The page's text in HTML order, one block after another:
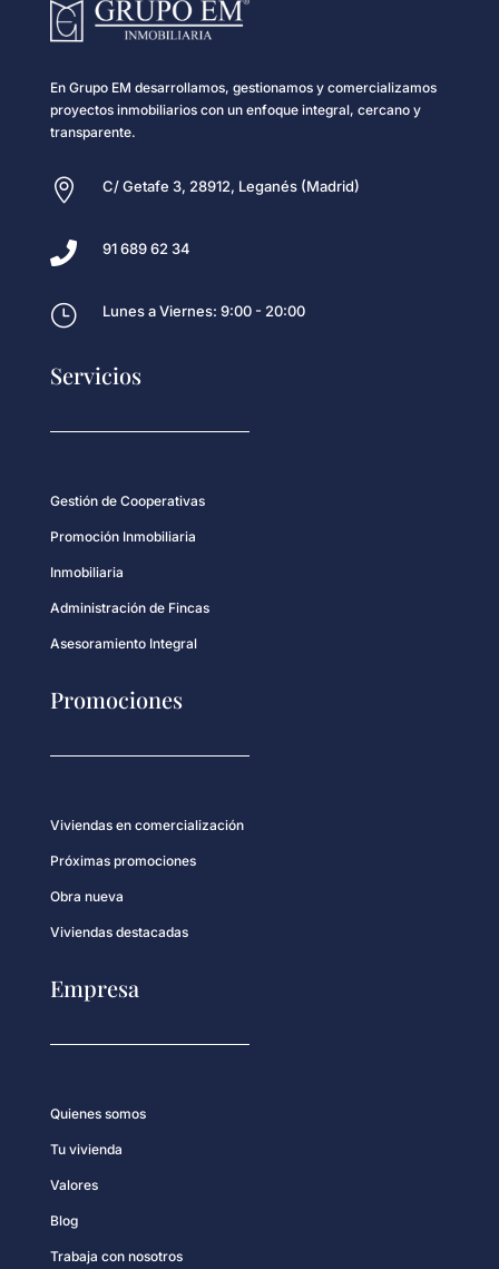
En Grupo EM desarrollamos, gestionamos y comercializamos
proyectos inmobiliarios con un enfoque integral, cercano y
transparente.
 C/ Getafe 3, 28912, Leganés (Madrid)
 91 689 62 34
} Lunes a Viernes: 9:00 - 20:00
Servicios
Gestión de Cooperativas
Promoción Inmobiliaria
Inmobiliaria
Administración de Fincas
Asesoramiento Integral
Promociones
Viviendas en comercialización
Próximas promociones
Obra nueva
Viviendas destacadas
Empresa
Quienes somos
Tu vivienda
Valores
Blog
Trabaja con nosotros